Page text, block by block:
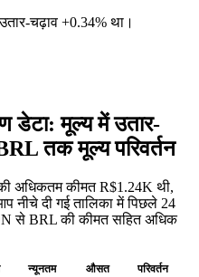
चढ़ाव +0.34% था।
मूल्य में उतार-
तक मूल्य परिवर्तन
अधिकतम कीमत R$1.24K थी,
दी गई तालिका में पिछले 24
से BRL की कीमत सहित अधिक
न्यूनतम औसत
परिवर्तन